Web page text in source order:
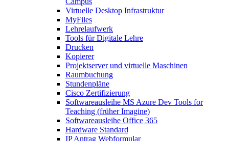
Virtuelle Desktop Infrastruktur
MyFiles
Lehrelaufwerk
Tools für Digitale Lehre
Drucken
Kopierer
Projektserver und virtuelle Maschinen
Raumbuchung
Stundenpläne
Cisco Zertifizierung
Softwareausleihe MS Azure Dev Tools for
Teaching (früher Imagine)
Softwareausleihe Office 365
Hardware Standard
IP Antrag Webformular